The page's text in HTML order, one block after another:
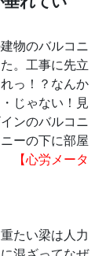
物のバルコニ
。工事に先立
っ！？なんか
じゃない！見
ンのバルコニ
ーの下に部屋
【心労メータ
たい梁は人力